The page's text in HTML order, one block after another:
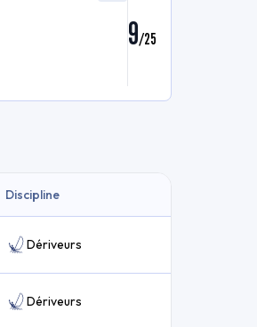
9/25
Discipline
Dériveurs
Dériveurs